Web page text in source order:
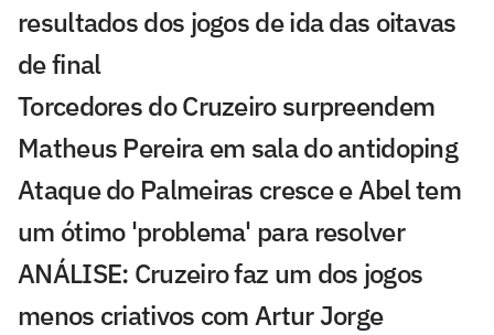
resultados dos jogos de ida das oitavas
de final
Torcedores do Cruzeiro surpreendem
Matheus Pereira em sala do antidoping
Ataque do Palmeiras cresce e Abel tem
um ótimo 'problema' para resolver
ANÁLISE: Cruzeiro faz um dos jogos
menos criativos com Artur Jorge